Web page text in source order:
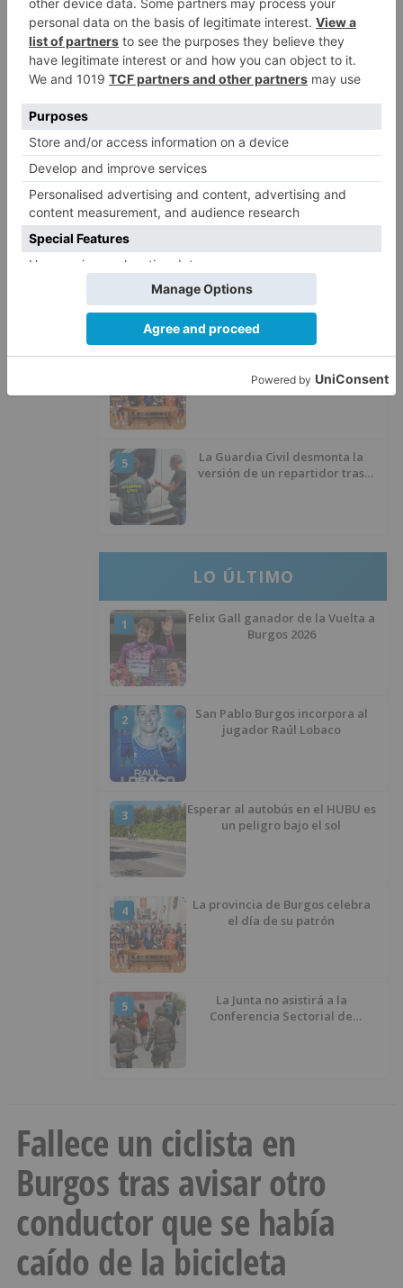
LO + VISTO
1
Fallece un ciclista en Burgos tras
avisar otro conductor que se
había caído de la bicicleta
2
Villatoro da el primer paso para
dejar atrás su aislamiento con el
inicio de la senda peatonal y
ciclista
3
herido en Burgos tras la colisión
entre un turismo y un camión
La provincia de Burgos celebra
el día de su patrón
5
La Guardia Civil desmonta la
versión de un repartidor tras
LO ÚLTIMO
1
Felix Gall ganador de la Vuelta a
Burgos 2026
2
San Pablo Burgos incorpora al
jugador Raúl Lobaco
3
Esperar al autobús en el HUBU es
un peligro bajo el sol
4
La provincia de Burgos celebra
el día de su patrón
5
La Junta no asistirá a la
Conferencia Sectorial de
Fallece un ciclista en
Burgos tras avisar otro
conductor que se había
caído de la bicicleta